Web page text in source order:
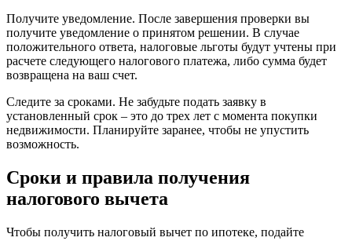
Получите уведомление. После завершения проверки вы
получите уведомление о принятом решении. В случае
положительного ответа, налоговые льготы будут учтены при
расчете следующего налогового платежа, либо сумма будет
возвращена на ваш счет.
Следите за сроками. Не забудьте подать заявку в
установленный срок – это до трех лет с момента покупки
недвижимости. Планируйте заранее, чтобы не упустить
возможность.
Сроки и правила получения
налогового вычета
Чтобы получить налоговый вычет по ипотеке, подайте